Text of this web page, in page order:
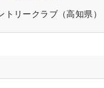
トリークラブ（高知県）